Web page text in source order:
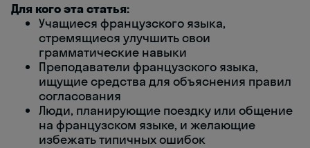
Для кого эта статья:
Учащиеся французского языка,
стремящиеся улучшить свои
грамматические навыки
Преподаватели французского языка,
ищущие средства для объяснения правил
согласования
Люди, планирующие поездку или общение
на французском языке, и желающие
избежать типичных ошибок